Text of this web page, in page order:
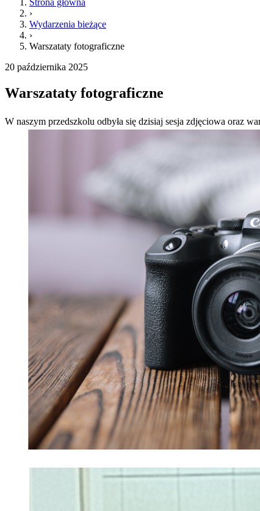
Strona główna
›
Wydarzenia bieżące
›
Warszataty fotograficzne
20 października 2025
Warszataty fotograficzne
W naszym przedszkolu odbyła się dzisiaj sesja zdjęciowa oraz